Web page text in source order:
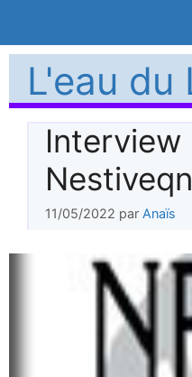
contenu
L'eau du
Interview
11/05/2022 par Anaïs